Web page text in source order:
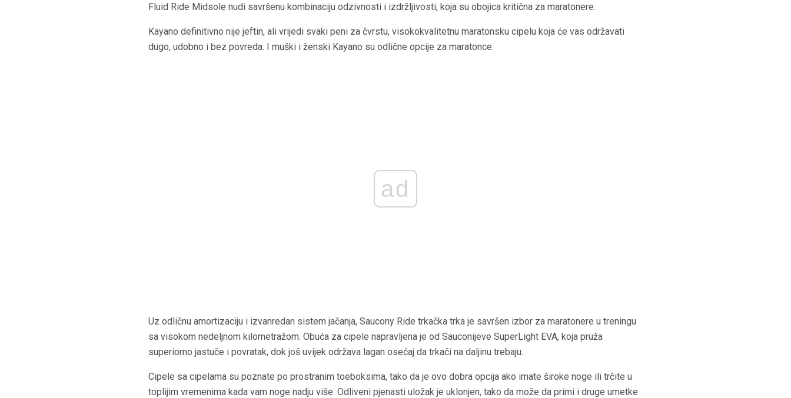
Fluid Ride Midsole nudi savršenu kombinaciju odzivnosti i izdržljivosti, koja su obojica kritična za maratonere.
Kayano definitivno nije jeftin, ali vrijedi svaki peni za čvrstu, visokokvalitetnu maratonsku cipelu koja će vas održavati
dugo, udobno i bez povreda. I muški i ženski Kayano su odlične opcije za maratonce.
ad
Uz odličnu amortizaciju i izvanredan sistem jačanja, Saucony Ride trkačka trka je savršen izbor za maratonere u treningu
sa visokom nedeljnom kilometražom. Obuća za cipele napravljena je od Sauconijeve SuperLight EVA, koja pruža
superiorno jastuče i povratak, dok još uvijek održava lagan osećaj da trkači na daljinu trebaju.
Cipele sa cipelama su poznate po prostranim toeboksima, tako da je ovo dobra opcija ako imate široke noge ili trčite u
toplijim vremenima kada vam noge nadju više. Odliveni pjenasti uložak je uklonjen, tako da može da primi i druge umetke